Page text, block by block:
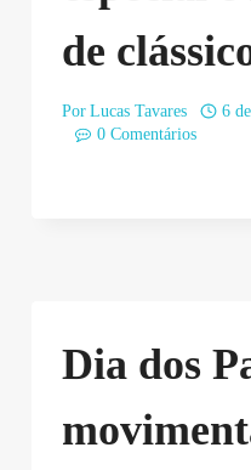
de
Por Lucas Tavares
6
0 Comentários
Dia dos